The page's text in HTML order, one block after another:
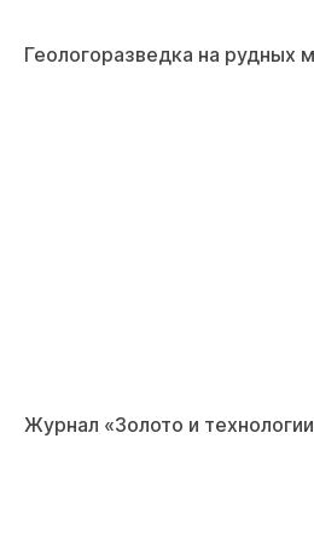
Геологоразведка на рудных
Журнал «Золото и